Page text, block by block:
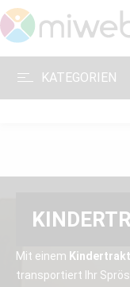
KATEGORIEN
Mit einem
transportiert Ihr